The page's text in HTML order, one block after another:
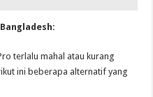
terlalu mahal atau kurang
ini beberapa alternatif yang